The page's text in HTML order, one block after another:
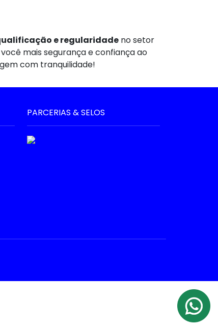
e regularidade no setor
mais segurança e confiança ao
com tranquilidade!
PARCERIAS & SELOS